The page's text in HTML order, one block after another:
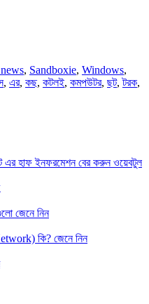
, Sandboxie, Windows,
, এর, কছ, কটলই, কমপউটর, ছট,টরক,
এর হাফ ইনফরমেশন বের করুন ওয়েবটুল
জেনে নিন
কি? জেনে নিন